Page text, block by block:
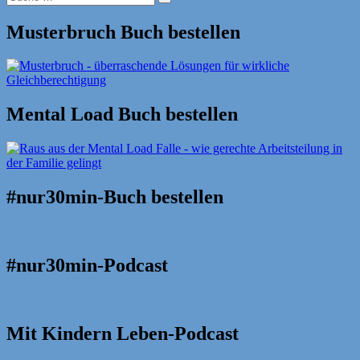
nach:
Suche
Musterbruch Buch bestellen
Mental Load Buch bestellen
#nur30min-Buch bestellen
#nur30min-Podcast
Mit Kindern Leben-Podcast